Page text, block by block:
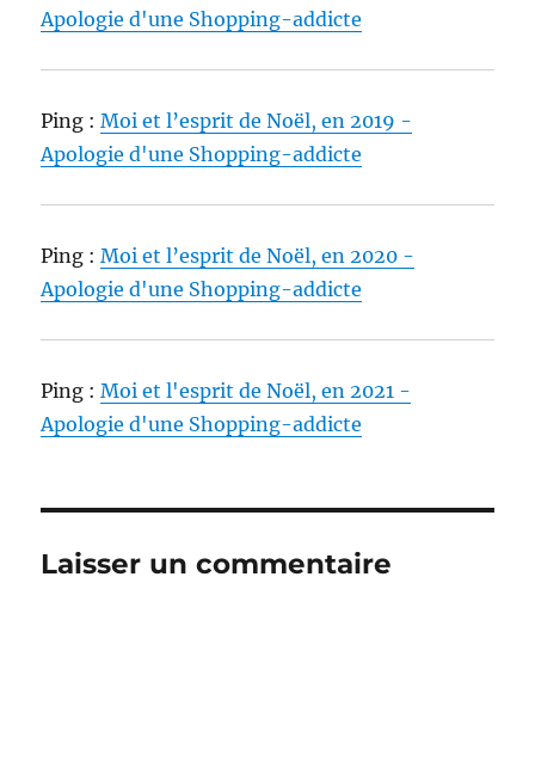
Apologie d'une Shopping-addicte
Ping :Moi et l’esprit de Noël, en 2019 -
Apologie d'une Shopping-addicte
Ping :Moi et l’esprit de Noël, en 2020 -
Apologie d'une Shopping-addicte
Ping :Moi et l'esprit de Noël, en 2021 -
Apologie d'une Shopping-addicte
Laisser un commentaire